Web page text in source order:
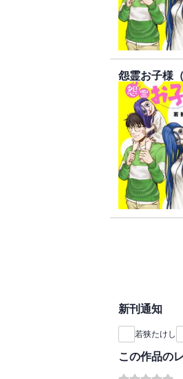
怨霊お子様（
新刊通知
若狭たけし
この作品の